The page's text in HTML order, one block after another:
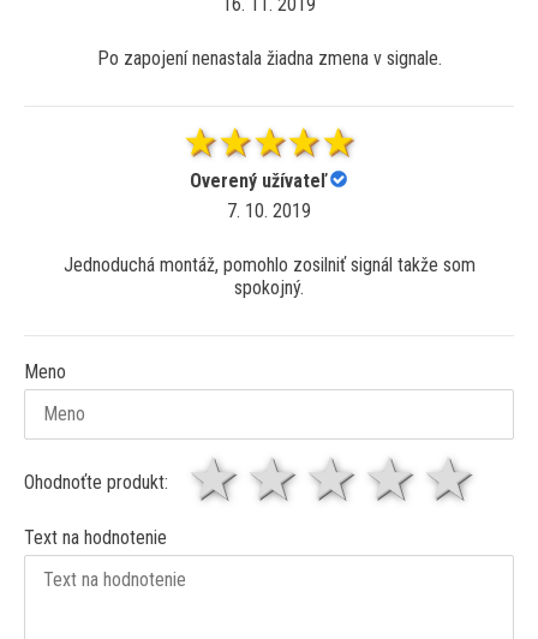
Po zapojení nenastala žiadna zmena v signale.
Overený užívateľ
7. 10. 2019
Jednoduchá montáž, pomohlo zosilniť signál takže som
spokojný.
Meno
Ohodnoťte produkt: 4
3
2 hviezdy
1 hviezda
Text na hodnotenie